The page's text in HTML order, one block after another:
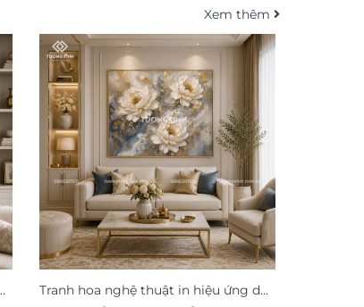
Xem thêm
Tranh hoa nghệ thuật in hiệu ứng dát